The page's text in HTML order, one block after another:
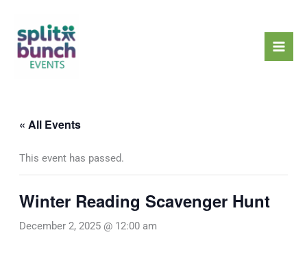
content
« All Events
This event has passed.
Winter Reading Scavenger Hunt
December 2, 2025 @ 12:00 am